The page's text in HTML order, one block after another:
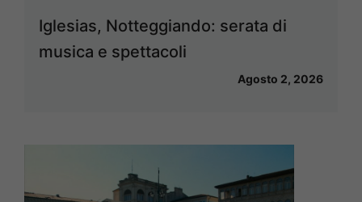
Iglesias, Notteggiando: serata di
musica e spettacoli
Agosto 2, 2026